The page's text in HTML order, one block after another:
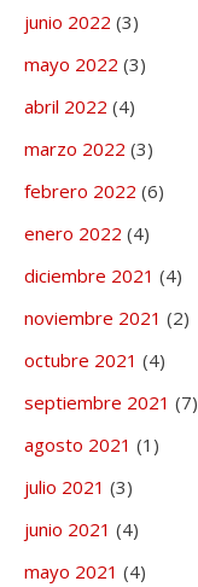
junio 2022 (3)
mayo 2022 (3)
abril 2022 (4)
marzo 2022 (3)
febrero 2022 (6)
enero 2022 (4)
diciembre 2021 (4)
noviembre 2021 (2)
octubre 2021 (4)
septiembre 2021 (7)
agosto 2021 (1)
julio 2021 (3)
junio 2021 (4)
mayo 2021 (4)